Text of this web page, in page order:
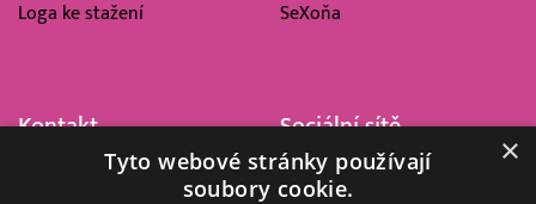
Loga ke stažení
SeXoňa
Kontakt
Barrandov Televizní Studio,
Sociální sítě
×
Tyto webové stránky používají
soubory cookie.